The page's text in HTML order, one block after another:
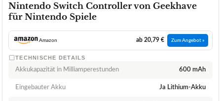
Nintendo Switch Controller von Geekhave
für Nintendo Spiele
Amazon ab 20,79 € Zum Angebot »
TECHNISCHE DETAILS
Akkukapazität in Milliamperestunden 600 mAh
Eingebauter Akku Ja Lithium-Akku